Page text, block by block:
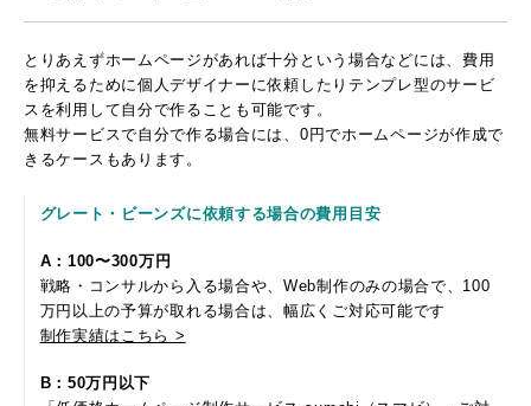
とりあえずホームページがあれば十分という場合などには、費用
を抑えるために個人デザイナーに依頼したりテンプレ型のサービ
スを利用して自分で作ることも可能です。
無料サービスで自分で作る場合には、0円でホームページが作成で
きるケースもあります。
グレート・ビーンズに依頼する場合の費用目安
A：100〜300万円
戦略・コンサルから入る場合や、Web制作のみの場合で、100
万円以上の予算が取れる場合は、幅広くご対応可能です
制作実績はこちら >
B：50万円以下